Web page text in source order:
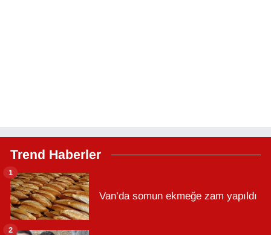
Trend Haberler
Van’da somun ekmeğe zam yapıldı
1
2